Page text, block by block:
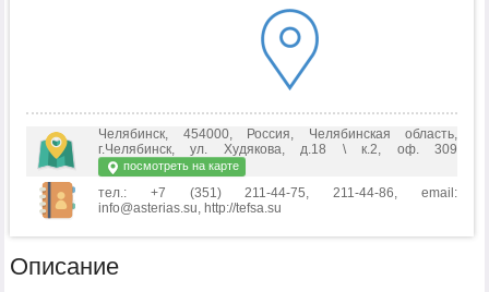
Челябинск, 454000, Россия, Челябинская область,
г.Челябинск, ул. Худякова, д.18 \ к.2, оф. 309
посмотреть на карте
тел.: +7 (351) 211-44-75, 211-44-86, email:
info@asterias.su, http://tefsa.su
Описание